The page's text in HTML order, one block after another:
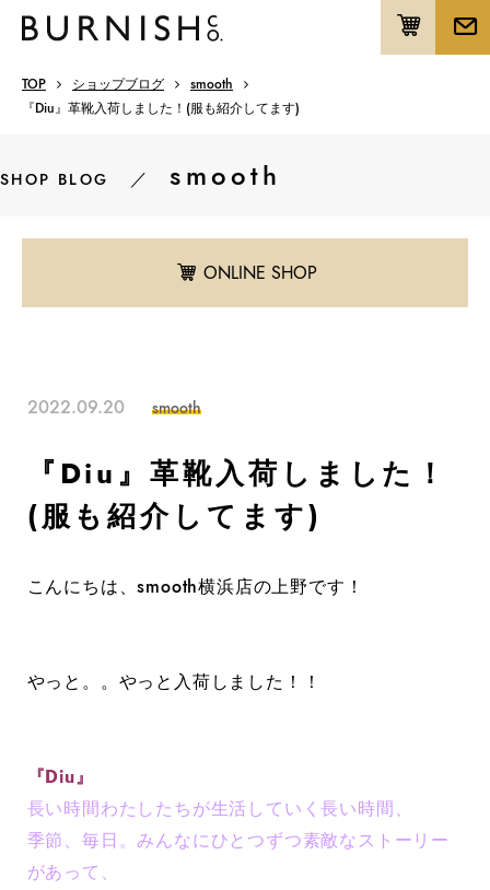
TOP ショップブログ
smooth
『Diu』革靴入荷しました！(服も紹介してます)
SHOP BLOG ／ smooth
ONLINE SHOP
2022.09.20 smooth
『Diu』革靴入荷しました！
(服も紹介してます)
こんにちは、smooth横浜店の上野です！
やっと。。やっと入荷しました！！
『Diu』
長い時間わたしたちが生活していく長い時間、
季節、毎日。みんなにひとつずつ素敵なストーリー
があって、